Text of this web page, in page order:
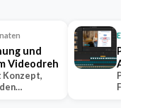
und
Videodreh
Konzept,
Post-